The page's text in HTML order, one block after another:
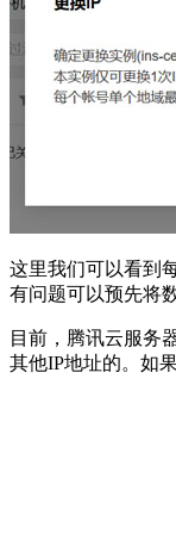
这里我们可以看到
有问题可以预先将
目前，腾讯云服务
其他IP地址的。如